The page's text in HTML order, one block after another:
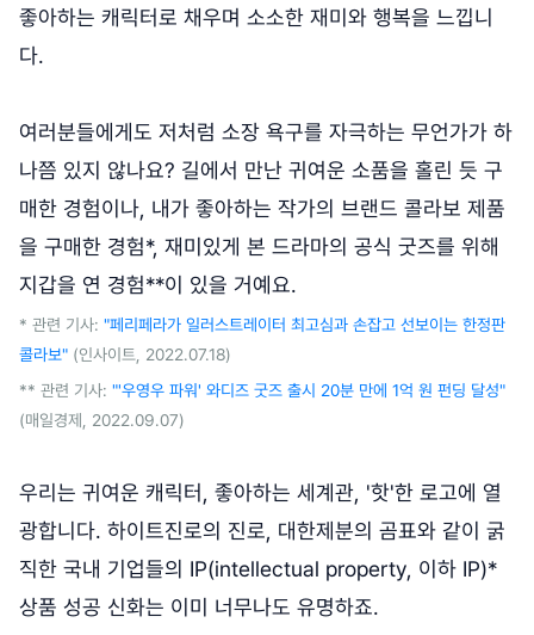
좋아하는 캐릭터로 채우며 소소한 재미와 행복을 느낍니
다.
여러분들에게도 저처럼 소장 욕구를 자극하는 무언가가 하
나쯤 있지 않나요? 길에서 만난 귀여운 소품을 홀린 듯 구
매한 경험이나, 내가 좋아하는 작가의 브랜드 콜라보 제품
을 구매한 경험*, 재미있게 본 드라마의 공식 굿즈를 위해
지갑을 연 경험**이 있을 거예요.
* 관련 기사: "페리페라가 일러스트레이터 최고심과 손잡고 선보이는 한정판
콜라보" (인사이트, 2022.07.18)
** 관련 기사: "'우영우 파워' 와디즈 굿즈 출시 20분 만에 1억 원 펀딩 달성"
(매일경제, 2022.09.07)
우리는 귀여운 캐릭터, 좋아하는 세계관, '핫'한 로고에 열
광합니다. 하이트진로의 진로, 대한제분의 곰표와 같이 굵
직한 국내 기업들의 IP(intellectual property, 이하 IP)*
상품 성공 신화는 이미 너무나도 유명하죠.